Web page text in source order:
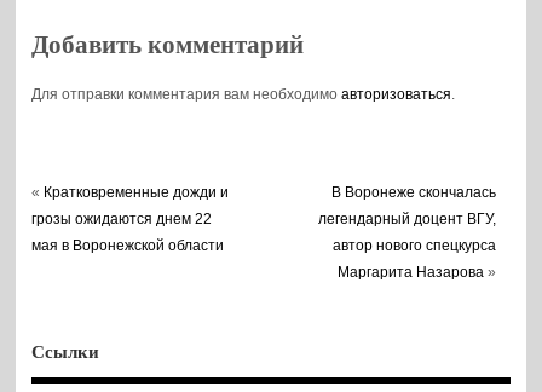
рублей
Добавить комментарий
Для отправки комментария вам необходимоавторизоваться.
« Кратковременные дожди и
грозы ожидаются днем 22
мая в Воронежской области
В Воронеже скончалась
легендарный доцент ВГУ,
автор нового спецкурса
Маргарита Назарова »
Ссылки